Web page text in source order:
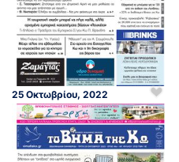
25 Οκτωβρίου, 2022